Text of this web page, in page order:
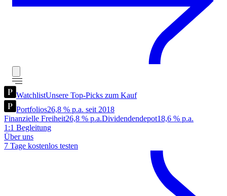
WatchlistUnsere Top-Picks zum Kauf
Portfolios26,8 % p.a. seit 2018
Finanzielle Freiheit26,8 % p.a.Dividendendepot18,6 % p.a.
1:1 Begleitung
Über uns
7 Tage kostenlos testen